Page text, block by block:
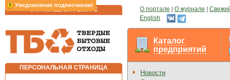
Уведомление подписчикам!
ОТРАСЛЕВОЙ РЕСУРС О портале О журнале
English
ПЕРСОНАЛЬНАЯ СТРАНИЦА
Каталог
предприятий
Новости